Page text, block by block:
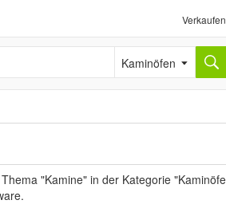
Verkaufen
Kaminöfen
"Kamine" in der Kategorie